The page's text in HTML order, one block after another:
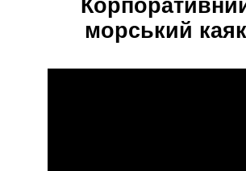
морський